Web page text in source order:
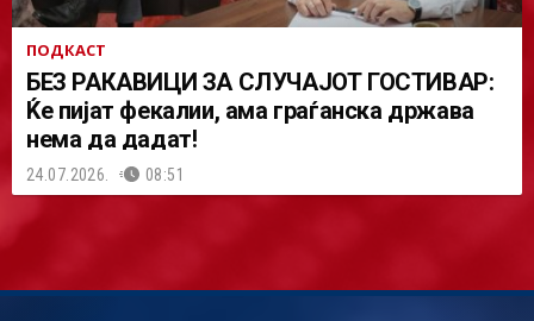
ПОДКАСТ
БЕЗ РАКАВИЦИ ЗА СЛУЧАЈОТ ГОСТИВАР:
Ќе пијат фекалии, ама граѓанска држава
нема да дадат!
24.07.2026. 08:51